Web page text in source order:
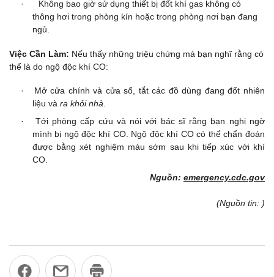
· Không bao giờ sử dụng thiết bị đốt khí gas không có
thông hơi trong phòng kín hoặc trong phòng nơi bạn đang
ngủ.
Việc Cần Làm: Nếu thấy những triệu chứng mà bạn nghĩ rằng có
thể là do ngộ độc khí CO:
· Mở cửa chính và cửa sổ, tắt các đồ dùng đang đốt nhiên
liệu và ra khỏi nhà
· Tới phòng cấp cứu và nói với bác sĩ rằng bạn nghi ngờ
mình bị ngộ độc khí CO. Ngộ độc khí CO có thể chẩn đoán
được bằng xét nghiệm máu sớm sau khi tiếp xúc với khí
CO.
Nguồn: emergency.cdc.gov
(Nguồn tin: )